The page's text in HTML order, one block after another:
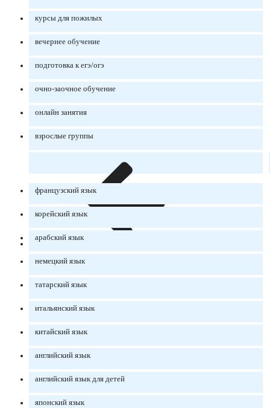
курсы для пожилых
вечернее обучение
подготовка к егэ/огэ
очно-заочное обучение
онлайн занятия
взрослые группы
французский язык
корейский язык
арабский язык
немецкий язык
татарский язык
итальянский язык
китайский язык
английский язык
английский язык для детей
японский язык